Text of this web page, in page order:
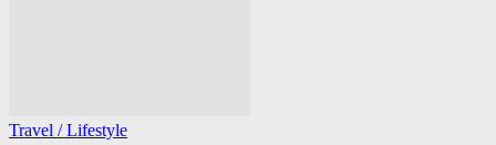
Travel / Lifestyle